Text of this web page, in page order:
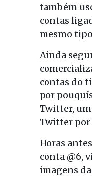
também
contas
mesmo
Ainda
contas do
por
Twitter,
Twitter por
Horas
conta @6,
imagens